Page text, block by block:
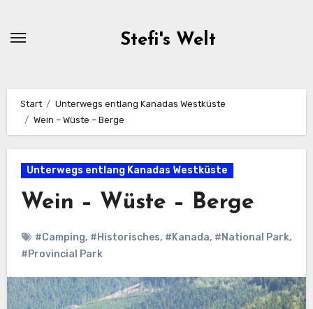
Stefi's Welt
Start
Unterwegs entlang Kanadas Westküste
Wein – Wüste – Berge
Unterwegs entlang Kanadas Westküste
Wein – Wüste – Berge
#Camping, #Historisches, #Kanada, #National Park,
#Provincial Park